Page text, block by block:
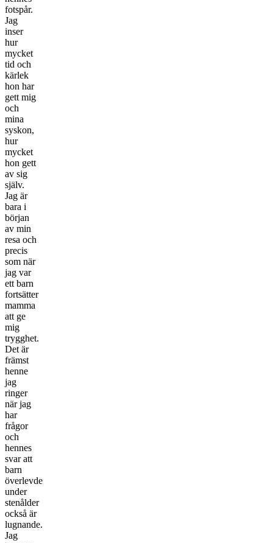
fotspår.
Jag
inser
hur
mycket
tid och
kärlek
hon har
gett mig
och
mina
syskon,
hur
mycket
hon gett
av sig
själv.
Jag är
bara i
början
av min
resa och
precis
som när
jag var
ett barn
fortsätter
mamma
att ge
mig
trygghet.
Det är
främst
henne
jag
ringer
när jag
har
frågor
och
hennes
svar att
barn
överlevde
under
stenålder
också är
lugnande.
Jag